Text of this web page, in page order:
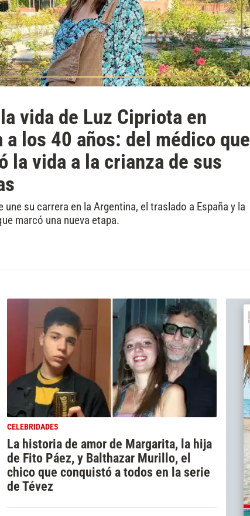
vida de Luz Cipriota en
a los 40 años: del médico que
la vida a la crianza de sus
une su carrera en la Argentina, el traslado a España y la
marcó una nueva etapa.
CELEBRIDADES
La historia de amor de Margarita, la hija
de Fito Páez, y Balthazar Murillo, el
chico que conquistó a todos en la serie
de Tévez